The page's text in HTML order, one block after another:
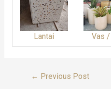
Lantai Vas
Post
← Previous Post